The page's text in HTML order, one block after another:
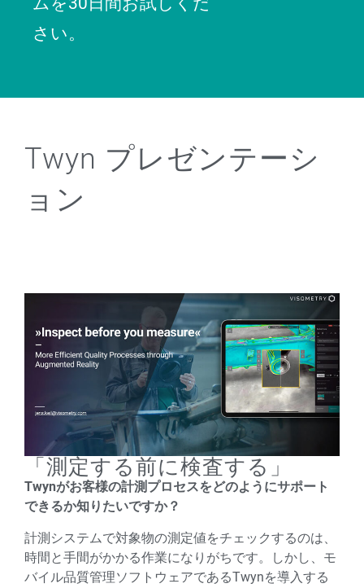
さい。
Twyn プレゼンテーシ
ョン
「測定する前に検査する」
Twynがお客様の計測プロセスをどのようにサポート
できるか知りたいですか？
計測システムで対象物の測定値をチェックするのは、
時間と手間がかかる作業になりがちです。しかし、モ
バイル品質管理ソフトウェアであるTwynを導入する